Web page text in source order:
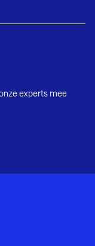
experts mee